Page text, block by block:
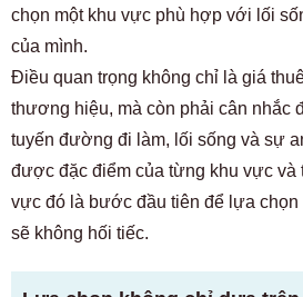
chọn một khu vực phù hợp với lối
của mình.
Điều quan trọng không chỉ là giá
thương hiệu, mà còn phải cân nhắc
tuyến đường đi làm, lối sống và sự
được đặc điểm của từng khu vực và
vực đó là bước đầu tiên để lựa chọn
sẽ không hối tiếc.